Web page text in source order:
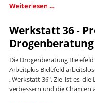
Weiterlesen …JOBSTART
Werkstatt 36 -
Die Drogenberatung
Arbeitplus Bielefeld
„Werkstatt 36". Ziel ist es,
verbessern und die Chancen